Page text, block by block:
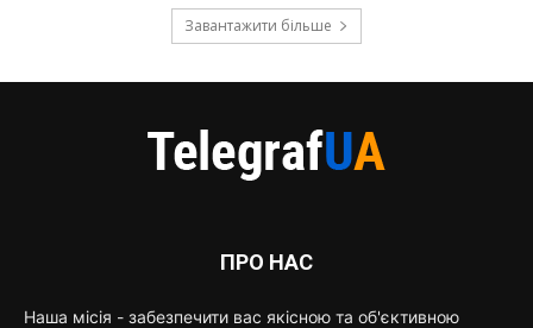
Завантажити більше
ПРО НАС
Наша місія - забезпечити вас якісною та об'єктивною